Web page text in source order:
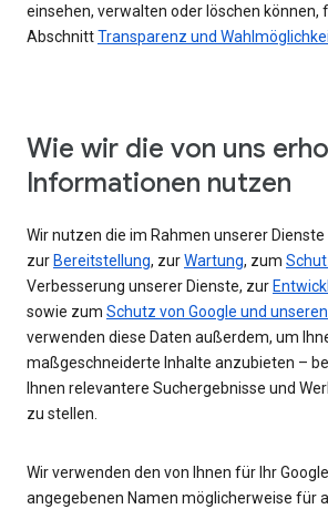
einsehen, verwalten oder löschen können,
AbschnittTransparenz und
Wie wir die von uns
Informationen nutzen
Wir nutzen die im Rahmen unserer
zur Bereitstellung, zurWartung, zum
Verbesserung unserer Dienste, zur
sowie zum Schutz von Google und
verwenden diese Daten außerdem, um
maßgeschneiderte Inhalte anzubieten –
Ihnen relevantere Suchergebnisse und
zu stellen.
Wir verwenden den von Ihnen für Ihr
angegebenen Namen möglicherweise für